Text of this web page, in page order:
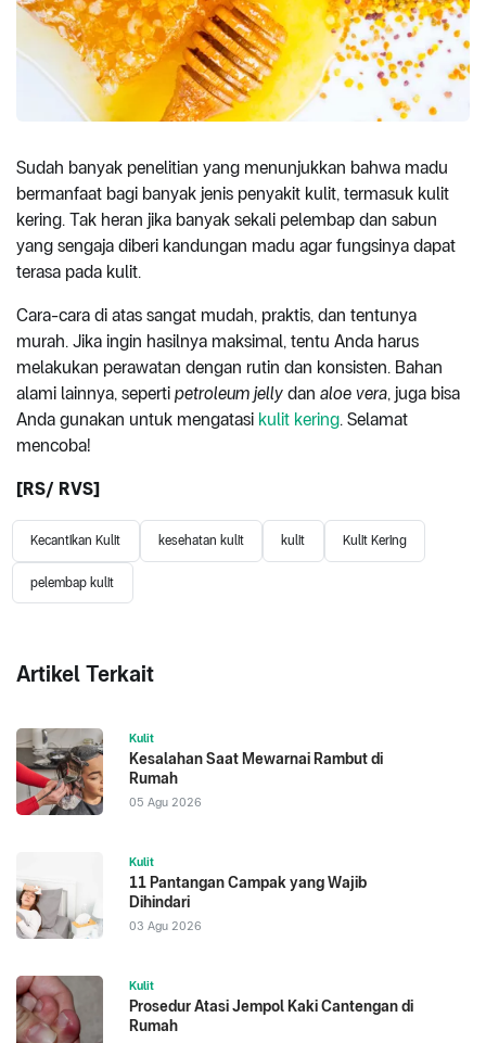
Sudah banyak penelitian yang menunjukkan bahwa madu
bermanfaat bagi banyak jenis penyakit kulit, termasuk kulit
kering. Tak heran jika banyak sekali pelembap dan sabun
yang sengaja diberi kandungan madu agar fungsinya dapat
terasa pada kulit.
Cara-cara di atas sangat mudah, praktis, dan tentunya
murah. Jika ingin hasilnya maksimal, tentu Anda harus
melakukan perawatan dengan rutin dan konsisten. Bahan
alami lainnya, seperti petroleum jelly dan aloe vera, juga bisa
Anda gunakan untuk mengatasi kulit kering. Selamat
mencoba!
[RS/ RVS]
Kecantikan Kulit kesehatan kulit kulit Kulit Kering
pelembap kulit
Artikel Terkait
Kulit
Kesalahan Saat Mewarnai Rambut di
Rumah
05 Agu 2026
Kulit
11 Pantangan Campak yang Wajib
Dihindari
03 Agu 2026
Kulit
Prosedur Atasi Jempol Kaki Cantengan di
Rumah